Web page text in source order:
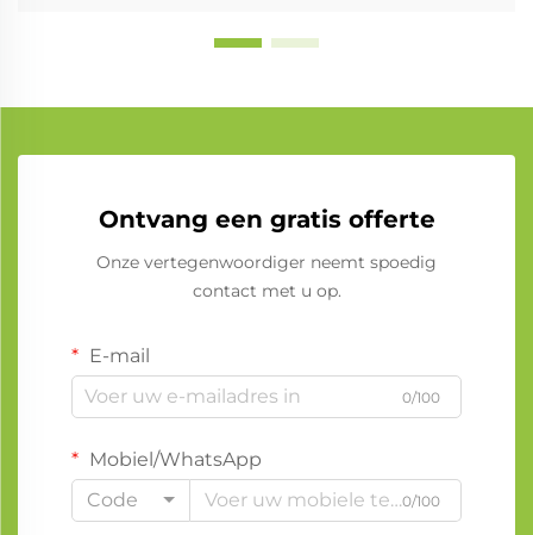
Ontvang een gratis offerte
Onze vertegenwoordiger neemt spoedig
contact met u op.
E-mail
0/100
Mobiel/WhatsApp
Code
0/100